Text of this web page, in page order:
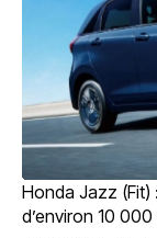
Honda Jazz (Fit)
d’environ 10